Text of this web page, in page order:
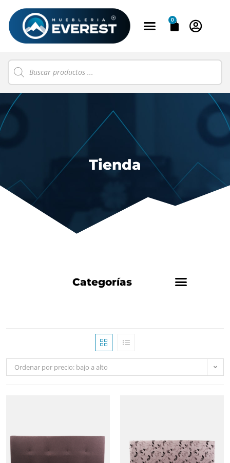
0
Tienda
Categorías
Ordenar por precio: bajo a alto